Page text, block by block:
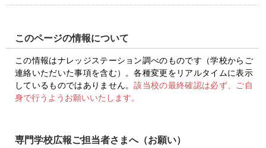
このページの情報について
この情報はナレッジステーション調べのものです（学校からご
連絡いただいた事項を含む）。各種変更をリアルタイムに表示
しているものではありません。該当校の最終確認は必ず、ご自
身で行うようお願いいたします。
専門学校広報ご担当者さまへ（お願い）